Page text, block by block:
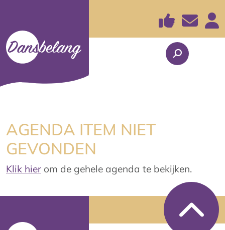
AGENDA ITEM NIET
GEVONDEN
Klik hier om de gehele agenda te bekijken.